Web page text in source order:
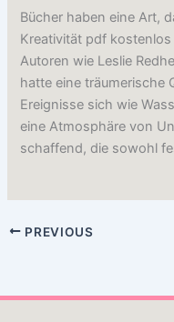
Bücher haben eine Art,
Kreativität pdf
Autoren wie Leslie
hatte eine träumerische
Ereignisse sich wie
eine Atmosphäre von
schaffend, die sowohl
PREVIOUS